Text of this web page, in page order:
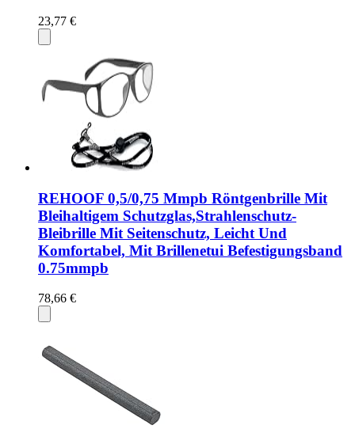
23,77 €
REHOOF 0,5/0,75 Mmpb Röntgenbrille Mit
Bleihaltigem Schutzglas,Strahlenschutz-
Bleibrille Mit Seitenschutz, Leicht Und
Komfortabel, Mit Brillenetui Befestigungsband
0.75mmpb
78,66 €